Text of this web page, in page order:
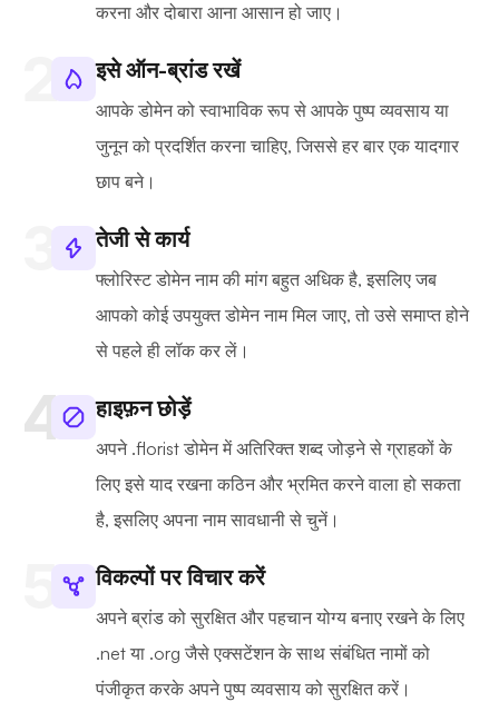
करना और दोबारा आना आसान हो जाए।
इसे ऑन-ब्रांड रखें
आपके डोमेन को स्वाभाविक रूप से आपके पुष्प व्यवसाय या
जुनून को प्रदर्शित करना चाहिए, जिससे हर बार एक यादगार
छाप बने।
तेजी से कार्य
फ्लोरिस्ट डोमेन नाम की मांग बहुत अधिक है, इसलिए जब
आपको कोई उपयुक्त डोमेन नाम मिल जाए, तो उसे समाप्त होने
से पहले ही लॉक कर लें।
हाइफ़न छोड़ें
अपने .florist डोमेन में अतिरिक्त शब्द जोड़ने से ग्राहकों के
लिए इसे याद रखना कठिन और भ्रमित करने वाला हो सकता
है, इसलिए अपना नाम सावधानी से चुनें।
विकल्पों पर विचार करें
अपने ब्रांड को सुरक्षित और पहचान योग्य बनाए रखने के लिए
.net या .org जैसे एक्सटेंशन के साथ संबंधित नामों को
पंजीकृत करके अपने पुष्प व्यवसाय को सुरक्षित करें।